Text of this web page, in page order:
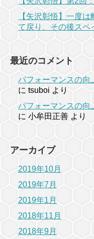
【矢沢彰悟】一度
て戻り、その後スペ
最近のコメント
パフォーマンスの向
に tsuboi より
パフォーマンスの向
に 小牟田正善 より
アーカイブ
2019年10月
2019年7月
2019年1月
2018年11月
2018年9月